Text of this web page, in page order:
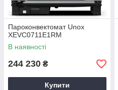
Пароконвектомат Unox
XEVC0711E1RM
В наявності
244 230 ₴
Купити